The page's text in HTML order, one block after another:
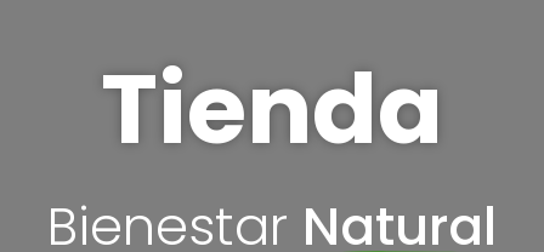
Tienda
Bienestar Natural